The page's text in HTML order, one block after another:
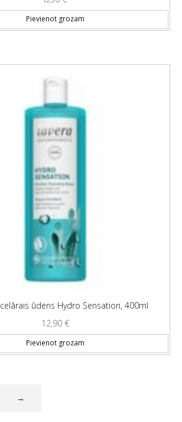
Pievienot grozam
ūdens Hydro Sensation, 400ml
12,90 €
Pievienot grozam
→